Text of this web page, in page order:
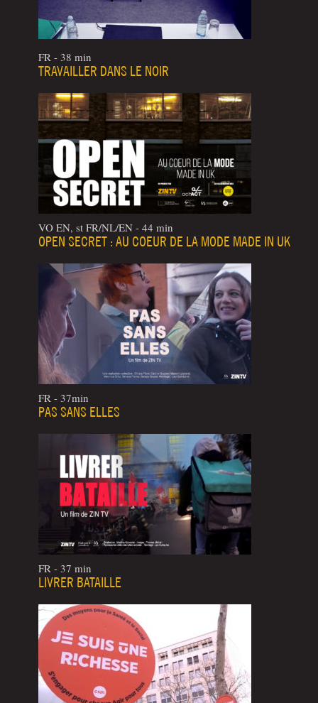
FR - 38 min
TRAVAILLER DANS LE NOIR
VO EN, st FR/NL/EN - 44 min
OPEN SECRET : AU COEUR DE LA MODE MADE IN UK
FR - 37min
PAS SANS ELLES
FR - 37 min
LIVRER BATAILLE